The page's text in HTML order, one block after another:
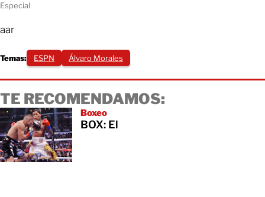
Especial
aar
Temas: ESPN Álvaro Morales
TE RECOMENDAMOS:
Boxeo
BOX: El